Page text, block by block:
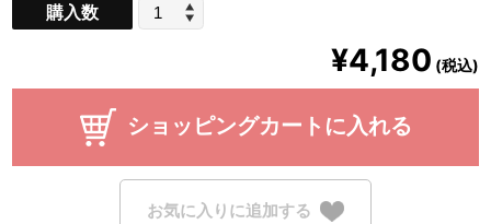
購入数
¥4,180 (税込)
ショッピングカートに入れる
お気に入りに追加する